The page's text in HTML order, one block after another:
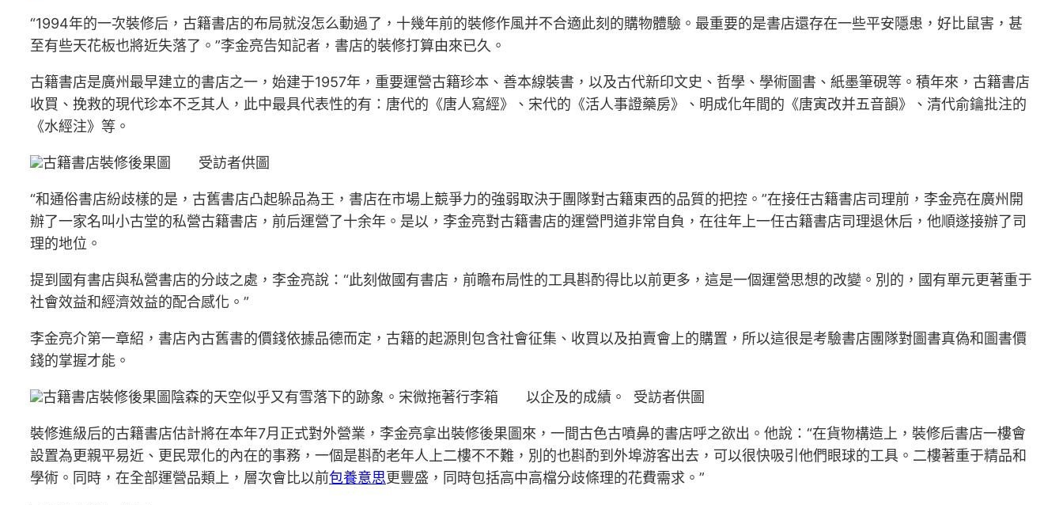
“1994年的一次裝修后，古籍書店的布局就沒怎么動過了，十幾年前的裝修作風并不合適此刻的購物體驗。最重要的是書店還存在一些平安隱患，好比鼠害，甚
至有些天花板也將近失落了。”李金亮告知記者，書店的裝修打算由來已久。
古籍書店是廣州最早建立的書店之一，始建于1957年，重要運營古籍珍本、善本線裝書，以及古代新印文史、哲學、學術圖書、紙墨筆硯等。積年來，古籍書店
收買、挽救的現代珍本不乏其人，此中最具代表性的有：唐代的《唐人寫經》、宋代的《活人事證藥房》、明成化年間的《唐寅改并五音韻》、清代俞鑰批注的
《水經注》等。
古籍書店裝修後果圖 受訪者供圖
“和通俗書店紛歧樣的是，古舊書店凸起躲品為王，書店在市場上競爭力的強弱取決于團隊對古籍東西的品質的把控。”在接任古籍書店司理前，李金亮在廣州開
辦了一家名叫小古堂的私營古籍書店，前后運營了十余年。是以，李金亮對古籍書店的運營門道非常自負，在往年上一任古籍書店司理退休后，他順遂接辦了司
理的地位。
提到國有書店與私營書店的分歧之處，李金亮說：“此刻做國有書店，前瞻布局性的工具斟酌得比以前更多，這是一個運營思想的改變。別的，國有單元更著重于
社會效益和經濟效益的配合感化。”
李金亮介第一章紹，書店內古舊書的價錢依據品德而定，古籍的起源則包含社會征集、收買以及拍賣會上的購置，所以這很是考驗書店團隊對圖書真偽和圖書價
錢的掌握才能。
古籍書店裝修後果圖陰森的天空似乎又有雪落下的跡象。宋微拖著行李箱 以企及的成績。 受訪者供圖
裝修進級后的古籍書店估計將在本年7月正式對外營業，李金亮拿出裝修後果圖來，一間古色古噴鼻的書店呼之欲出。他說：“在貨物構造上，裝修后書店一樓會
設置為更親平易近、更民眾化的內在的事務，一個是斟酌老年人上二樓不不難，別的也斟酌到外埠游客出去，可以很快吸引他們眼球的工具。二樓著重于精品和
學術。同時，在全部運營品類上，層次會比以前包養意思更豐盛，同時包括高中高檔分歧條理的花費需求。”